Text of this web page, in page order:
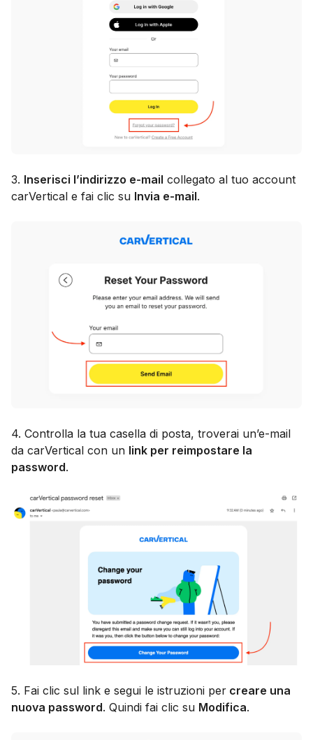
3. Inserisci l’indirizzo e-mail collegato al tuo account
carVertical e fai clic su Invia e-mail.
4. Controlla la tua casella di posta, troverai un’e-mail
da carVertical con un link per reimpostare la
password.
5. Fai clic sul link e segui le istruzioni per creare una
nuova password. Quindi fai clic su Modifica.